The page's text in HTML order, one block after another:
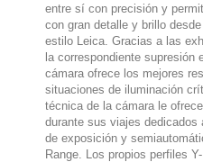
entre sí con precisión y
con gran detalle y brillo
estilo Leica. Gracias a las
la correspondiente supresión
cámara ofrece los mejores
situaciones de iluminación
técnica de la cámara le
durante sus viajes
de exposición y
Range. Los propios perfiles